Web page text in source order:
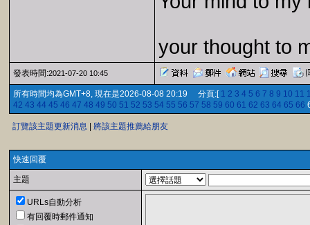
your thought to
發表時間:2021-07-20 10:45
所有時間均為GMT+8, 現在是2026-08-08 20:19 分頁:[ 1 2 3 4 5 6 7 8 9 10 11
42 43 44 45 46 47 48 49 50 51 52 53 54 55 56 57 58 59 60 61 62 63 64 65 66
訂覽該主題更新消息 將該主題推薦給朋友
快速回覆
主題
URLs自動分析
有回覆時郵件通知